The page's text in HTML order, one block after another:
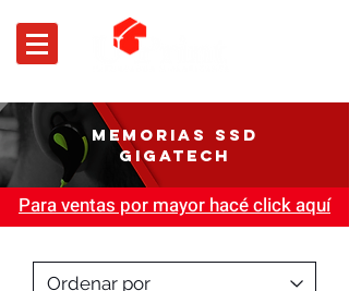
MEMORIAS SSD
GIGATECH
Para ventas por mayor hacé click aquí